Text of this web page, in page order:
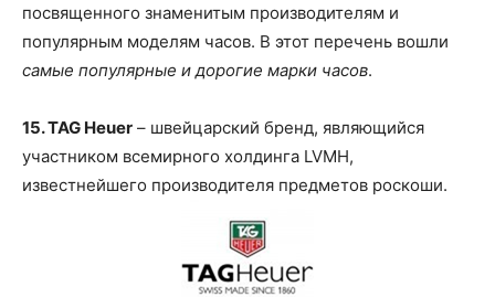
посвященного знаменитым производителям и
популярным моделям часов. В этот перечень вошли
самые популярные и дорогие марки часов.
15. TAG Heuer – швейцарский бренд, являющийся
участником всемирного холдинга LVMH,
известнейшего производителя предметов роскоши.